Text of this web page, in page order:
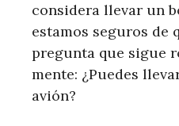
considera llevar un
estamos seguros de
pregunta que sigue
mente: ¿Puedes
avión?